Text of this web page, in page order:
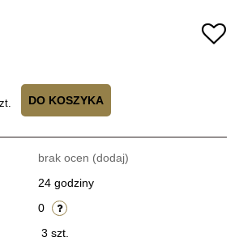
DO KOSZYKA
brak ocen (dodaj)
24 godziny
0
3 szt.